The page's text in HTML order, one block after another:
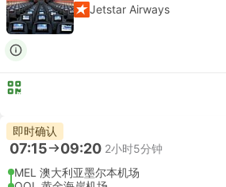
Jetstar Airways
即时确认
07:15 09:20 2小时5分钟
MEL 澳大利亚墨尔本机场